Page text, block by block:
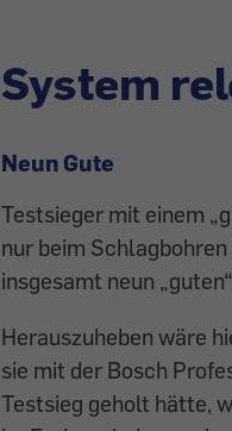
System
Neun Gute
Testsieger mit einem
nur beim
insgesamt neun
Herauszuheben wäre
sie mit der Bosch
Testsieg geholt hätte,